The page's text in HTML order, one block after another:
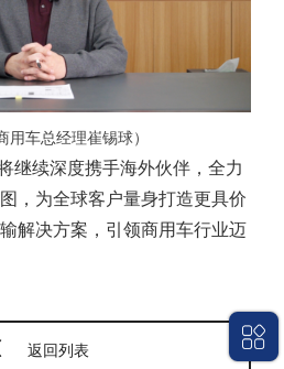
用车总经理崔锡球）
继续深度携手海外伙伴，全力
，为全球客户量身打造更具价
解决方案，引领商用车行业迈
返回列表